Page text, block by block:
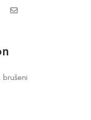
brušeni